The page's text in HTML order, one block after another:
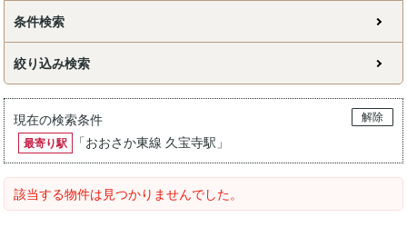
条件検索
絞り込み検索
現在の検索条件
解除
最寄り駅
「おおさか東線 久宝寺駅 」
該当する物件は見つかりませんでした。